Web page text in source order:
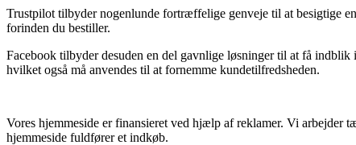
Trustpilot tilbyder nogenlunde fortræffelige genveje til at besigtige
forinden du bestiller.
Facebook tilbyder desuden en del gavnlige løsninger til at få
hvilket også må anvendes til at fornemme kundetilfredsheden.
Vores hjemmeside er finansieret ved hjælp af reklamer. Vi arbejder
hjemmeside fuldfører et indkøb.